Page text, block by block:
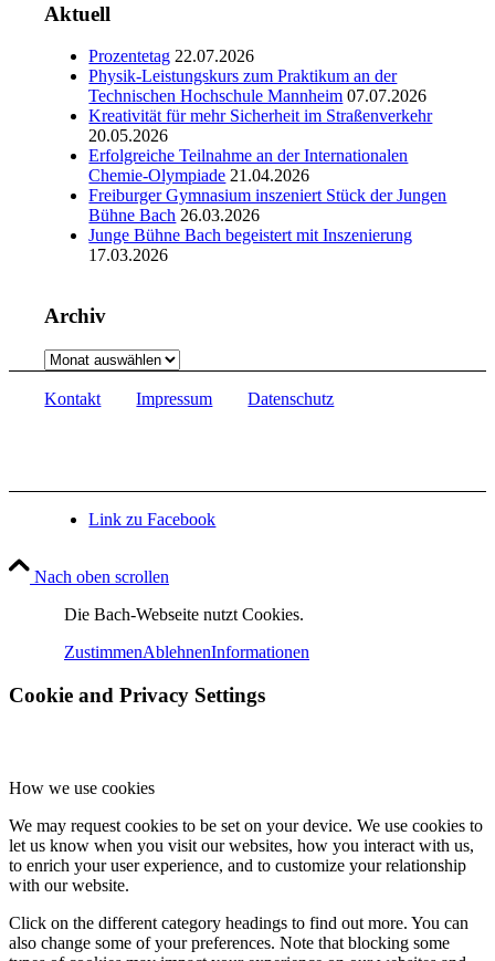
Aktuell
Prozentetag 22.07.2026
Physik-Leistungskurs zum Praktikum an der
Technischen Hochschule Mannheim 07.07.2026
Kreativität für mehr Sicherheit im Straßenverkehr
20.05.2026
Erfolgreiche Teilnahme an der Internationalen
Chemie-Olympiade 21.04.2026
Freiburger Gymnasium inszeniert Stück der Jungen
Bühne Bach 26.03.2026
Junge Bühne Bach begeistert mit Inszenierung
17.03.2026
Archiv
Archiv
Kontakt Impressum Datenschutz
Link zu Facebook
Nach oben scrollen
Die Bach-Webseite nutzt Cookies.
ZustimmenAblehnenInformationen
Cookie and Privacy Settings
How we use cookies
We may request cookies to be set on your device. We use cookies to
let us know when you visit our websites, how you interact with us,
to enrich your user experience, and to customize your relationship
with our website.
Click on the different category headings to find out more. You can
also change some of your preferences. Note that blocking some